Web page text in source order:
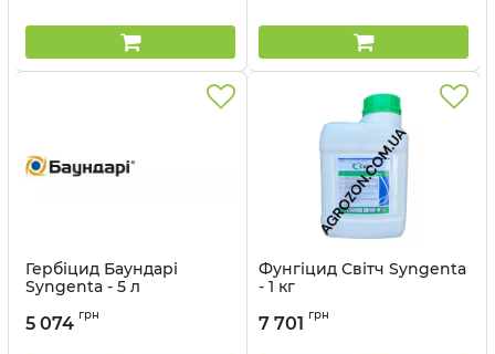
Гербіцид Баундарі
Syngenta - 5 л
5 074 грн
Фунгіцид Світч Syngenta
- 1 кг
7 701 грн